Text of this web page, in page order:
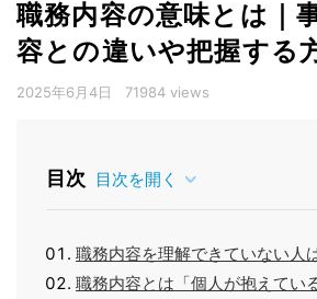
職務内容の意味とは｜
容との違いや把握する
2025年6月4日 71984 views
目次 目次を開く
職務内容を理解できていない人
職務内容とは「個人が抱えてい